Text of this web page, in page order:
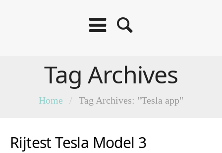
Tag Archives
Home / Tag Archives: "Tesla app"
Rijtest Tesla Model 3